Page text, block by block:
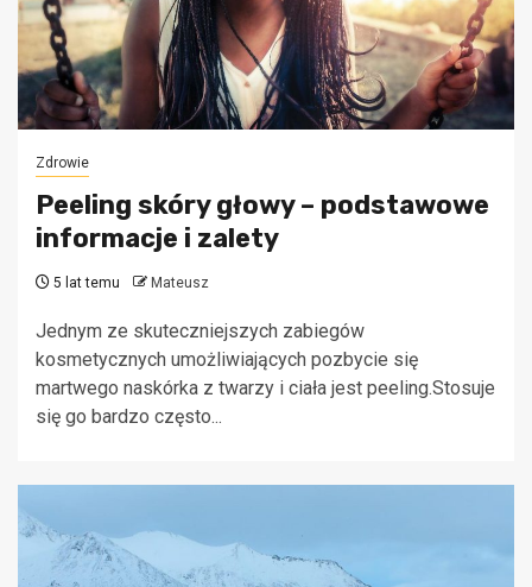
Zdrowie
Peeling skóry głowy – podstawowe
informacje i zalety
5 lat temu Mateusz
Jednym ze skuteczniejszych zabiegów
kosmetycznych umożliwiających pozbycie się
martwego naskórka z twarzy i ciała jest peeling.Stosuje
się go bardzo często...